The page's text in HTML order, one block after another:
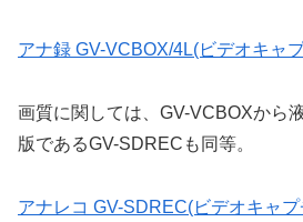
アナ録 GV-VCBOX/4L(ビデオキャ
画質に関しては、GV-VCBOXから
版であるGV-SDRECも同等。
アナレコ GV-SDREC(ビデオキャ